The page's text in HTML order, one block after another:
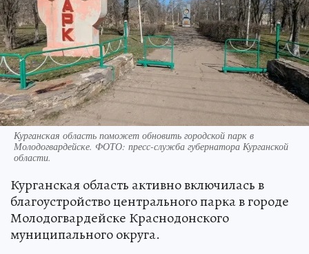
Курганская область поможет обновить городской парк в
Молодогвардейске. ФОТО: пресс-служба губернатора Курганской
области.
Курганская область активно включилась в
благоустройство центрального парка в городе
Молодогвардейске Краснодонского
муниципального округа.